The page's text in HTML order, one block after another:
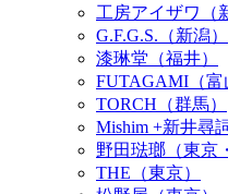
工房アイザワ（
G.F.G.S.（新潟）
漆琳堂（福井）
FUTAGAMI（富
TORCH（群馬）
Mishim +新井尋
野田琺瑯（東京
THE（東京）